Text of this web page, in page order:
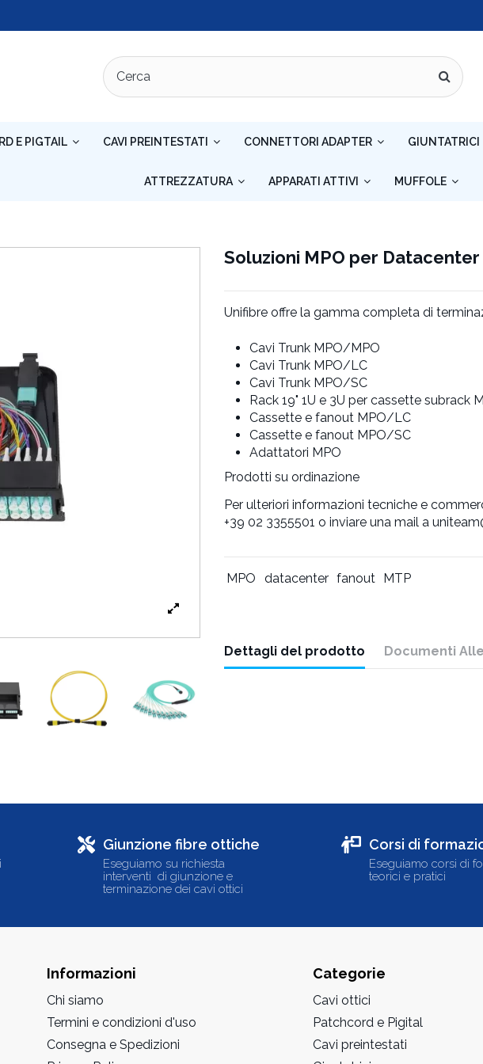
E PIGTAIL CAVI PREINTESTATI CONNETTORI ADAPTER GIUNTATRICI
ATTREZZATURA APPARATI ATTIVI MUFFOLE
Soluzioni MPO per Datacenter
Unifibre offre la gamma completa di
Cavi Trunk MPO/MPO
Cavi Trunk MPO/LC
Cavi Trunk MPO/SC
Rack 19" 1U e 3U per cassette subrack
Cassette e fanout MPO/LC
Cassette e fanout MPO/SC
Adattatori MPO
Prodotti su ordinazione
Per ulteriori informazioni tecniche e
+39 02 3355501 o inviare una mail a
MPO datacenter fanout MTP
Dettagli del prodotto Documenti
Giunzione fibre ottiche
Eseguiamo su richiesta
interventi di giunzione e
terminazione dei cavi ottici
Corsi di
Eseguiamo corsi di
teorici e pratici
Informazioni
Chi siamo
Termini e condizioni d'uso
Consegna e Spedizioni
Categorie
Cavi ottici
Patchcord e Pigital
Cavi preintestati